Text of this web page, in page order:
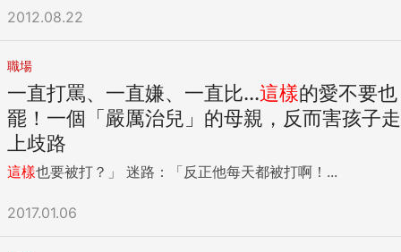
2012.08.22
職場
一直打罵、一直嫌、一直比...這樣的愛不要也
罷！一個「嚴厲治兒」的母親，反而害孩子走
上歧路
這樣 也要被打？」 迷路：「反正他每天都被打啊！...
2017.01.06